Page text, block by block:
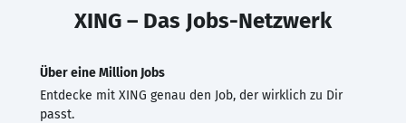
XING – Das Jobs-Netzwerk
Über eine Million Jobs
Entdecke mit XING genau den Job, der wirklich zu Dir
passt.